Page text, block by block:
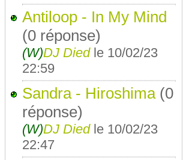
Antiloop - In My Mind
(0 réponse)
(W)DJ Died le 10/02/23
22:59
Sandra - Hiroshima(0
réponse)
(W)DJ Died le 10/02/23
22:47